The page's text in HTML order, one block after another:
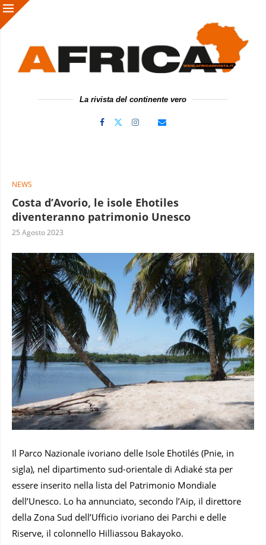
La rivista del continente vero
NEWS
Costa d’Avorio, le isole Ehotiles
diventeranno patrimonio Unesco
25 Agosto 2023
Il Parco Nazionale ivoriano delle Isole Ehotilés (Pnie, in
sigla), nel dipartimento sud-orientale di Adiaké sta per
essere inserito nella lista del Patrimonio Mondiale
dell’Unesco. Lo ha annunciato, secondo l’Aip, il direttore
della Zona Sud dell’Ufficio ivoriano dei Parchi e delle
Riserve, il colonnello Hilliassou Bakayoko.